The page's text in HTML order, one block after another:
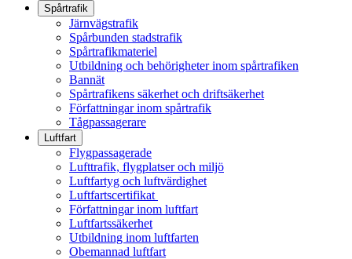
Spårtrafik
Järnvägstrafik
Spårbunden stadstrafik
Spårtrafikmateriel
Utbildning och behörigheter inom spårtrafiken
Bannät
Spårtrafikens säkerhet och driftsäkerhet
Författningar inom spårtrafik
Tågpassagerare
Luftfart
Flygpassagerade
Lufttrafik, flygplatser och miljö
Luftfartyg och luftvärdighet
Luftfartscertifikat
Författningar inom luftfart
Luftfartssäkerhet
Utbildning inom luftfarten
Obemannad luftfart